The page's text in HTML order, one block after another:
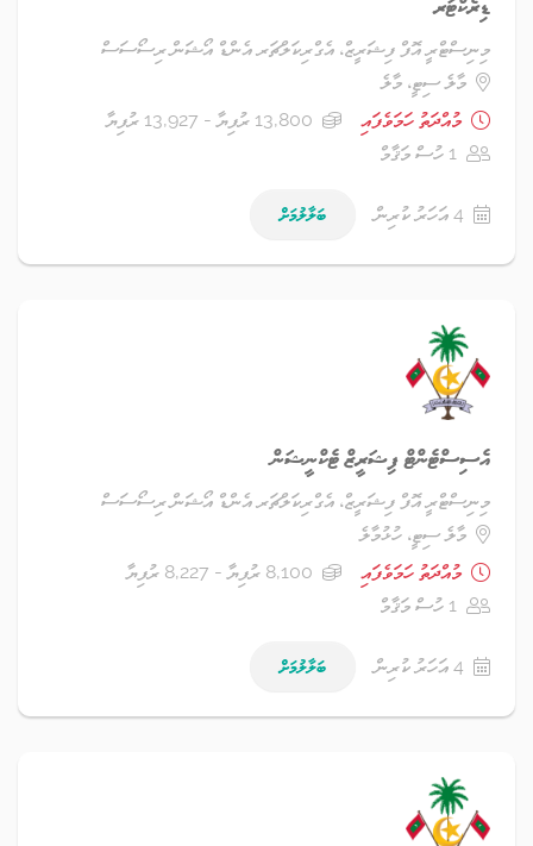
މިނިސްޓްރީ އޮފް ފިޝަރީޒް، އެގްރިކަލްޗަރ އެންޑް އޯޝަން ރިސޯސަސް
މާލެ ސިޓީ، މާލެ
މުއްދަތު ހަމަވެފައި
13,800 ރުފިޔާ - 13,927 ރުފިޔާ
1 ހުސް މަޤާމް
4 އަހަރު ކުރިން ބަލާލުމަށް
އެސިސްޓެންޓް ފިޝަރީޒް ޓެކްނީޝަން
މިނިސްޓްރީ އޮފް ފިޝަރީޒް، އެގްރިކަލްޗަރ އެންޑް އޯޝަން ރިސޯސަސް
މާލެ ސިޓީ، ހުޅުމާލެ
މުއްދަތު ހަމަވެފައި
8,100 ރުފިޔާ - 8,227 ރުފިޔާ
1 ހުސް މަޤާމް
4 އަހަރު ކުރިން ބަލާލުމަށް